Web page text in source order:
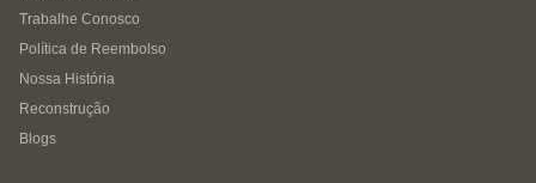
Trabalhe Conosco
Política de Reembolso
Nossa História
Reconstrução
Blogs